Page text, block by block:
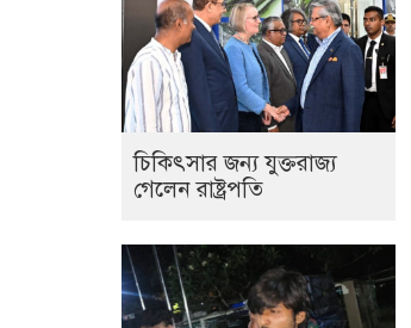
চিকিৎসার জন্য যুক্তরাজ্য
গেলেন রাষ্ট্রপতি